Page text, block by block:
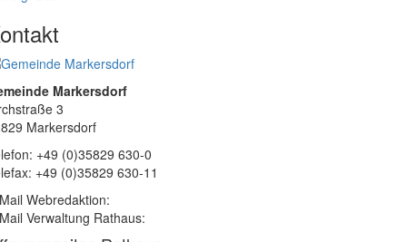
Markersdorf
3
Markersdorf
+49 (0)35829 630-0
+49 (0)35829 630-11
Webredaktion:
Verwaltung Rathaus: